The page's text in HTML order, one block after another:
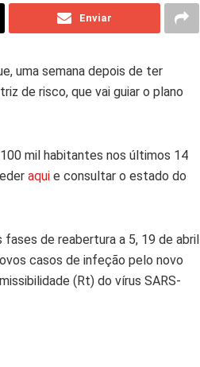
Enviar
uma semana depois de ter
de risco, que vai guiar o plano
mil habitantes nos últimos 14
aqui e consultar o estado do
fases de reabertura a 5, 19 de abril
casos de infeção pelo novo
(Rt) do vírus SARS-